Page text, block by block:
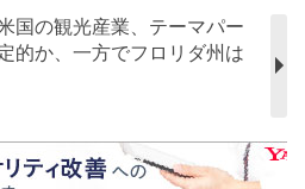
国の観光産業、テーマパー
的か、一方でフロリダ州は